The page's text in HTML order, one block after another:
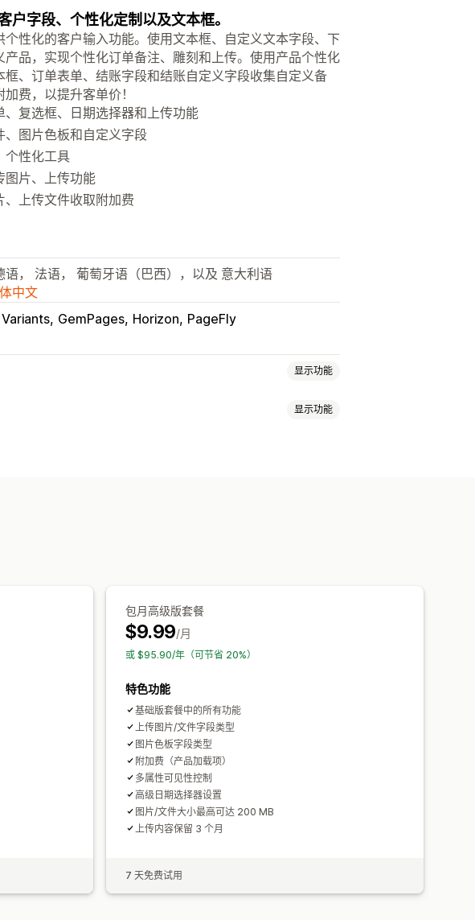
字段、个性化定制以及文本框。
性化的客户输入功能。使用文本框、自定义文本字段、下
品，实现个性化订单备注、雕刻和上传。使用产品个性化
、订单表单、结账字段和结账自定义字段收集自定义备
费，以提升客单价！
复选框、日期选择器和上传功能
图片色板和自定义字段
个性化工具
图片、上传功能
上传文件收取附加费
语， 法语， 葡萄牙语（巴西），以及 意大利语
中文
GemPages Horizon PageFly
显示功能
显示功能
包月高级版套餐
$9.99/月
或 $95.90/年（可节省 20%）
特色功能
基础版套餐中的所有功能
上传图片/文件字段类型
图片色板字段类型
附加费（产品加载项）
多属性可见性控制
高级日期选择器设置
图片/文件大小最高可达 200 MB
上传内容保留 3 个月
7 天免费试用